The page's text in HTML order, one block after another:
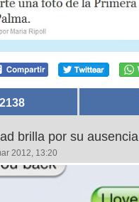
2138
brilla por su ausencia
2012, 13:20